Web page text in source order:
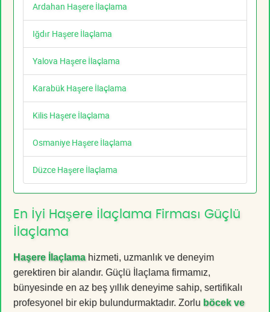
Ardahan Haşere İlaçlama
Iğdır Haşere İlaçlama
Yalova Haşere İlaçlama
Karabük Haşere İlaçlama
Kilis Haşere İlaçlama
Osmaniye Haşere İlaçlama
Düzce Haşere İlaçlama
En İyi Haşere İlaçlama Firması Güçlü
İlaçlama
Haşere İlaçlamahizmeti, uzmanlık ve deneyim
gerektiren bir alandır. Güçlü İlaçlama firmamız,
bünyesinde en az beş yıllık deneyime sahip, sertifikalı
profesyonel bir ekip bulundurmaktadır. Zorlu böcek ve